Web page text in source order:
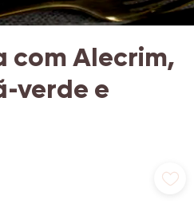
com Alecrim,
verde e